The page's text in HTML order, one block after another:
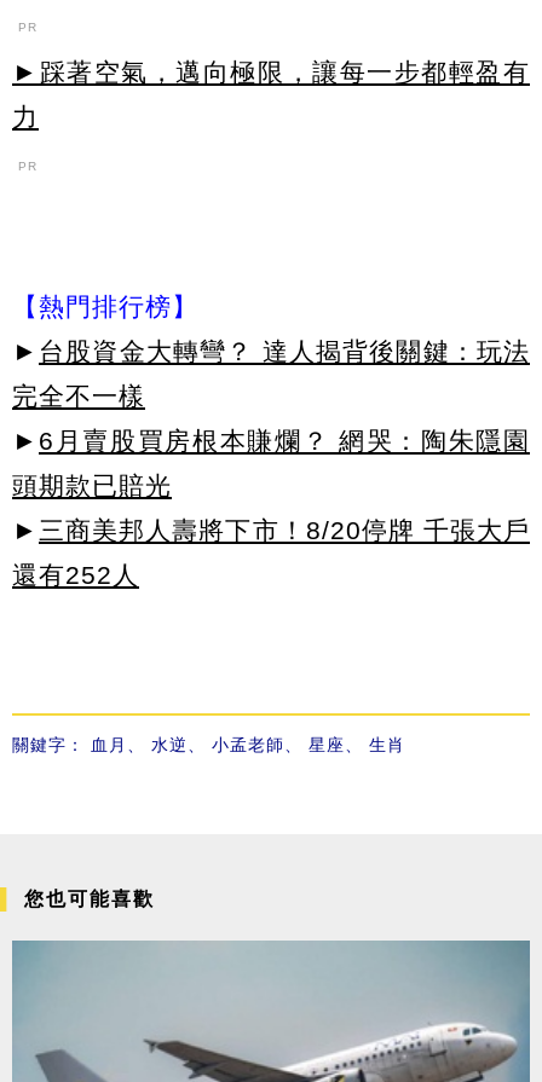
PR
►踩著空氣，邁向極限，讓每一步都輕盈有
力
PR
【熱門排行榜】
► 台股資金大轉彎？ 達人揭背後關鍵：玩法
完全不一樣
► 6月賣股買房根本賺爛？ 網哭：陶朱隱園
頭期款已賠光
► 三商美邦人壽將下市！8/20停牌 千張大戶
還有252人
關鍵字： 血月 水逆 小孟老師 星座 生肖
您也可能喜歡